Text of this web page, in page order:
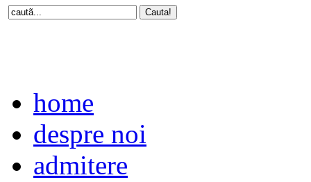
home
despre noi
admitere